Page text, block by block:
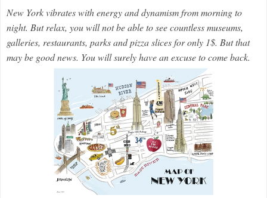
New York vibrates with energy and dynamism from morning to
night. But relax, you will not be able to see countless museums,
galleries, restaurants, parks and pizza slices for only 1$. But that
may be good news. You will surely have an excuse to come back.